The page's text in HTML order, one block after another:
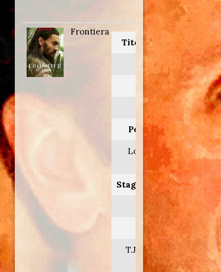
Frontiera
Titolo originale:
Frontier
Anno:
Personaggio:
Lord Winston
Fisher
Stagione.Episodio:
3.1-5-6
Regia di:
T.J. Scott/John
Vatcher